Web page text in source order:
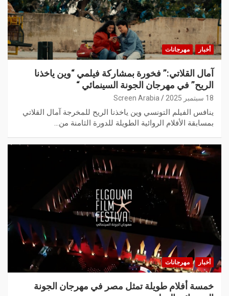
أخبار مهرجانات
آمال القلاتي:” فخورة بمشاركة فيلمي “وين ياخذنا
الريح” في مهرجان الجونة السينمائي “
18 سبتمبر 2025 Screen Arabia
ینافس الفیلم التونسي وین یاخذنا الریح للمخرجة آمال القلاتي
بمسابقة الأفلام الروائیة الطویلة للدورة الثامنة من…
أخبار مهرجانات
خمسة أفلام طويلة تمثل مصر في مهرجان الجونة